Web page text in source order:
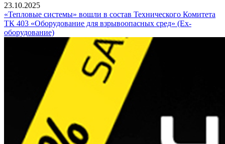
23.10.2025
«Тепловые системы» вошли в состав Технического Комитета
ТК 403 «Оборудование для взрывоопасных сред» (Ex-
оборудование)